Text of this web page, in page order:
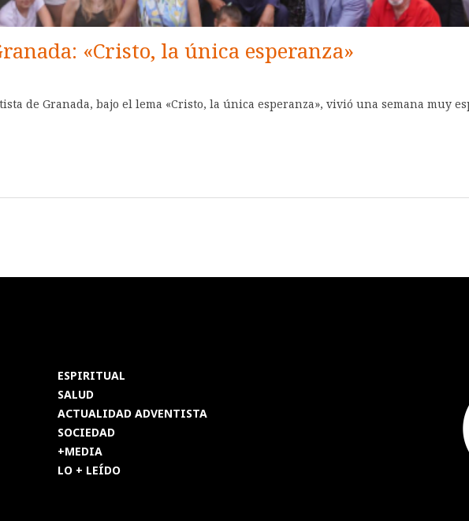
«Cristo, la única esperanza»
de Granada, bajo el lema «Cristo, la única esperanza», vivió una semana muy
ESPIRITUAL
SALUD
ACTUALIDAD ADVENTISTA
SOCIEDAD
+MEDIA
LO + LEÍDO